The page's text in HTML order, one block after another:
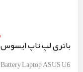
باتری لپ تاپ ایسوس U6
Battery Laptop ASUS U6